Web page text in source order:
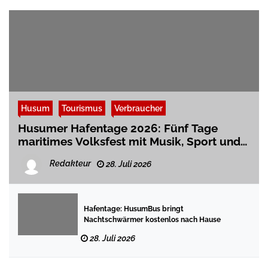
Husum Tourismus Verbraucher
Husumer Hafentage 2026: Fünf Tage
maritimes Volksfest mit Musik, Sport und
Redakteur 28. Juli 2026
Hafentage: HusumBus bringt
Nachtschwärmer kostenlos nach Hause
28. Juli 2026